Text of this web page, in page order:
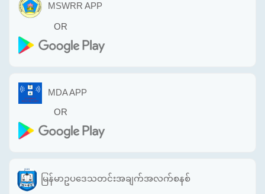
MSWRR APP
OR
MDA APP
OR
မြန်မာဥပဒေသတင်းအချက်အလက်စနစ်